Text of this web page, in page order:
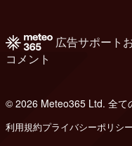
広告サポート
コメント
© 2026 Meteo365 Ltd. 全て
利用規約プライバシーポリシー